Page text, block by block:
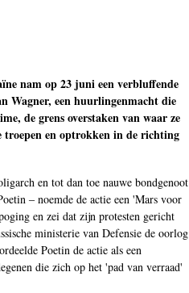
nam op 23 juni een verbluffende
Wagner, een huurlingenmacht die
de grens overstaken van waar ze
troepen en optrokken in de richting
en tot dan toe nauwe bondgenoot
‒ noemde de actie een 'Mars voor
en zei dat zijn protesten gericht
ministerie van Defensie de oorlog
Poetin de actie als een
die zich op het 'pad van verraad'